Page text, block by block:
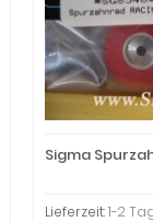
Sigma
Lieferzeit:1-2